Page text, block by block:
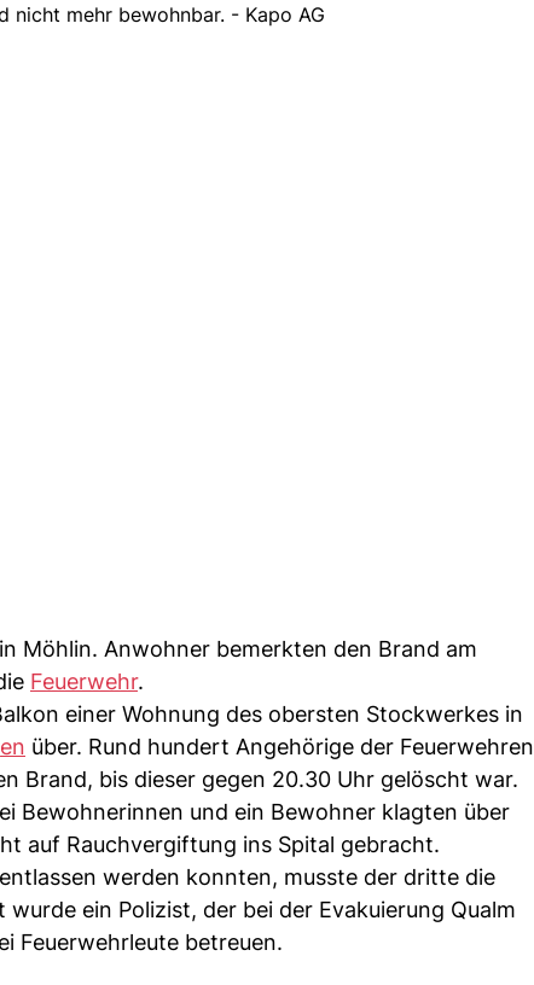
nicht mehr bewohnbar. - Kapo AG
Möhlin. Anwohner bemerkten den Brand am
Feuerwehr.
einer Wohnung des obersten Stockwerkes in
über. Rund hundert Angehörige der Feuerwehren
Brand, bis dieser gegen 20.30 Uhr gelöscht war.
Bewohnerinnen und ein Bewohner klagten über
auf Rauchvergiftung ins Spital gebracht.
werden konnten, musste der dritte die
ein Polizist, der bei der Evakuierung Qualm
Feuerwehrleute betreuen.